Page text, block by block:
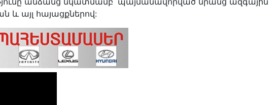
և այլ հայացքներով: